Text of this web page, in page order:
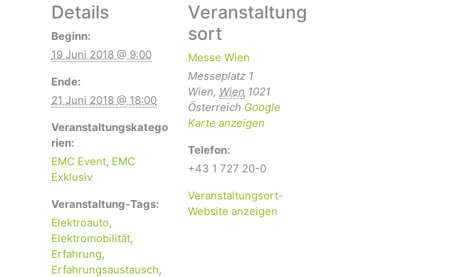
Details
Beginn:
19 Juni 2018 @ 9:00
Ende:
21 Juni 2018 @ 18:00
Veranstaltungskatego
rien:
EMC Event, EMC
Exklusiv
Veranstaltung-Tags:
Elektroauto,
Elektromobilität,
Erfahrung,
Erfahrungsaustausch,
Veranstaltung
sort
Messe Wien
Messeplatz 1
Wien, Wien 1021
Österreich Google
Karte anzeigen
Telefon:
+43 1 727 20-0
Veranstaltungsort-
Website anzeigen